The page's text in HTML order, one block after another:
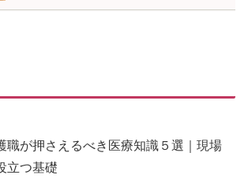
職が押さえるべき医療知識５選｜現場
立つ基礎